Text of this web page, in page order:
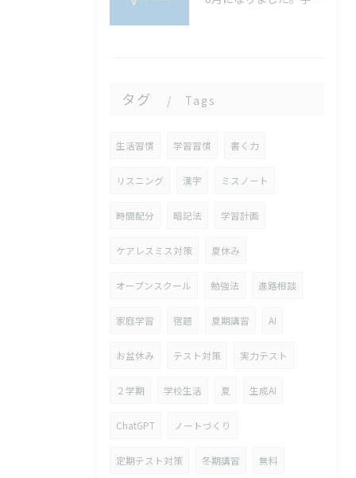
タグ Tags
生活習慣 学習習慣 書く力
リスニング 漢字 ミスノート
時間配分 暗記法 学習計画
ケアレスミス対策 夏休み
オープンスクール 勉強法 進路相談
家庭学習 宿題 夏期講習 AI
お盆休み テスト対策 実力テスト
２学期 学校生活 夏 生成AI
ChatGPT ノートづくり
定期テスト対策 冬期講習 無料